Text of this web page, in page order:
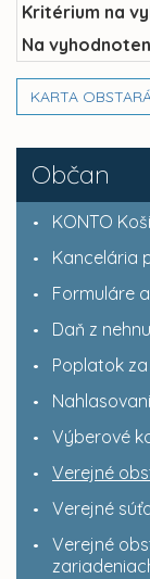
Občan
KONTO
Kancelária
Formuláre
Daň z
Poplatok
Výberové
Verejné
Verejné
Verejné
Kritérium na
Na
KARTA